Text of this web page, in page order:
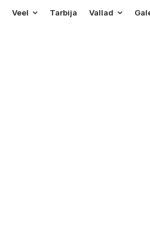
Veel Tarbija Vallad